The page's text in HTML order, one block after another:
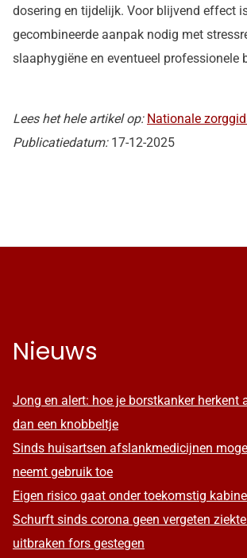
dosering en tijdelijk. Voor blijvend effect
gecombineerde aanpak nodig met
slaaphygiëne en eventueel professionele
Lees het hele artikel op: Nationale
Publicatiedatum: 17-12-2025
Nieuws
Jong en alert: hoe je borstkanker herkent
dan een knobbeltje
Sinds huisartsen afslankmedicijnen
neemt gebruik toe
Eigen risico gaat onder toekomstig
Schurft sinds corona geen vergeten
uitbraken fors gestegen